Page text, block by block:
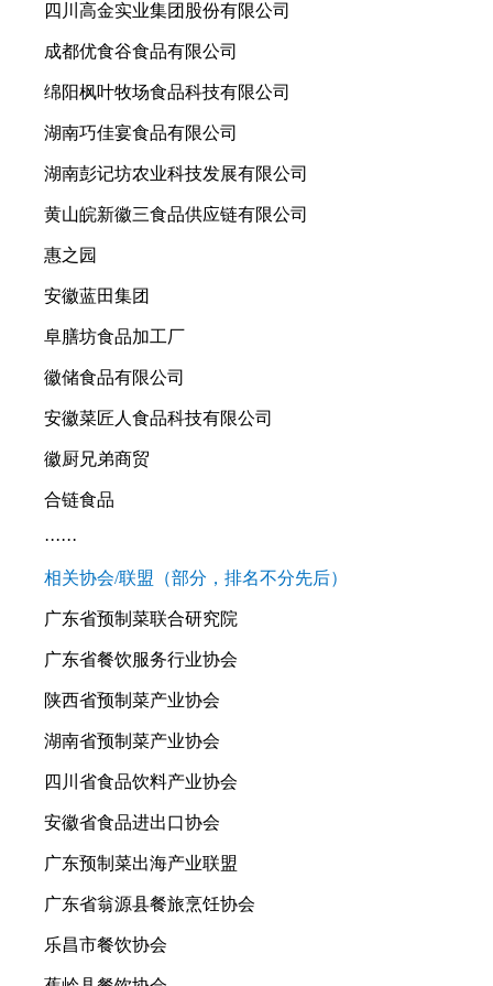
四川高金实业集团股份有限公司
成都优食谷食品有限公司
绵阳枫叶牧场食品科技有限公司
湖南巧佳宴食品有限公司
湖南彭记坊农业科技发展有限公司
黄山皖新徽三食品供应链有限公司
惠之园
安徽蓝田集团
阜膳坊食品加工厂
徽储食品有限公司
安徽菜匠人食品科技有限公司
徽厨兄弟商贸
合链食品
······
相关协会/联盟（部分，排名不分先后）
广东省预制菜联合研究院
广东省餐饮服务行业协会
陕西省预制菜产业协会
湖南省预制菜产业协会
四川省食品饮料产业协会
安徽省食品进出口协会
广东预制菜出海产业联盟
广东省翁源县餐旅烹饪协会
乐昌市餐饮协会